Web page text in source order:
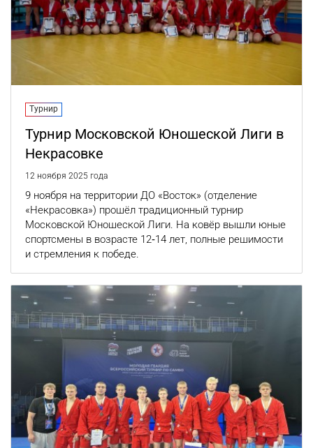
Турнир
Турнир Московской Юношеской Лиги в
Некрасовке
12 ноября 2025 года
9 ноября на территории ДО «Восток» (отделение
«Некрасовка») прошёл традиционный турнир
Московской Юношеской Лиги. На ковёр вышли юные
спортсмены в возрасте 12‐14 лет, полные решимости
и стремления к победе.